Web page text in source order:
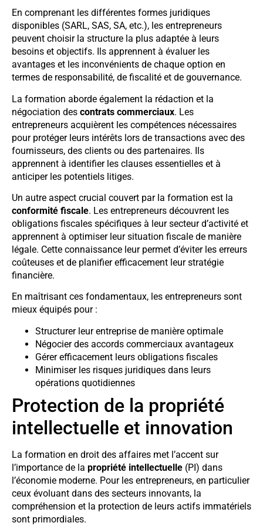
En comprenant les différentes formes juridiques
disponibles (SARL, SAS, SA, etc.), les entrepreneurs
peuvent choisir la structure la plus adaptée à leurs
besoins et objectifs. Ils apprennent à évaluer les
avantages et les inconvénients de chaque option en
termes de responsabilité, de fiscalité et de gouvernance.
La formation aborde également la rédaction et la
négociation des contrats commerciaux. Les
entrepreneurs acquièrent les compétences nécessaires
pour protéger leurs intérêts lors de transactions avec des
fournisseurs, des clients ou des partenaires. Ils
apprennent à identifier les clauses essentielles et à
anticiper les potentiels litiges.
Un autre aspect crucial couvert par la formation est la
conformité fiscale. Les entrepreneurs découvrent les
obligations fiscales spécifiques à leur secteur d’activité et
apprennent à optimiser leur situation fiscale de manière
légale. Cette connaissance leur permet d’éviter les erreurs
coûteuses et de planifier efficacement leur stratégie
financière.
En maîtrisant ces fondamentaux, les entrepreneurs sont
mieux équipés pour :
Structurer leur entreprise de manière optimale
Négocier des accords commerciaux avantageux
Gérer efficacement leurs obligations fiscales
Minimiser les risques juridiques dans leurs
opérations quotidiennes
Protection de la propriété
intellectuelle et innovation
La formation en droit des affaires met l’accent sur
l’importance de la propriété intellectuelle (PI) dans
l’économie moderne. Pour les entrepreneurs, en particulier
ceux évoluant dans des secteurs innovants, la
compréhension et la protection de leurs actifs immatériels
sont primordiales.